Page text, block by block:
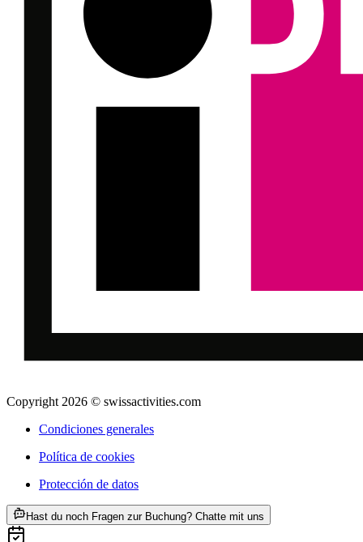
Copyright 2026 © swissactivities.com
Condiciones generales
Política de cookies
Protección de datos
Hast du noch Fragen zur Buchung? Chatte mit uns